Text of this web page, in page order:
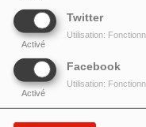
Twitter
Activé
Utilisation:
Facebook
Activé
Utilisation: